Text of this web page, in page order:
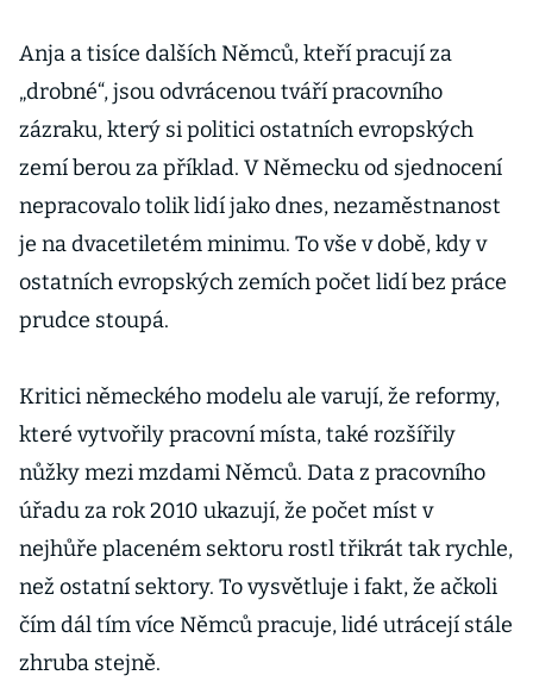
Anja a tisíce dalších Němců, kteří pracují za
„drobné“, jsou odvrácenou tváří pracovního
zázraku, který si politici ostatních evropských
zemí berou za příklad. V Německu od sjednocení
nepracovalo tolik lidí jako dnes, nezaměstnanost
je na dvacetiletém minimu. To vše v době, kdy v
ostatních evropských zemích počet lidí bez práce
prudce stoupá.
Kritici německého modelu ale varují, že reformy,
které vytvořily pracovní místa, také rozšířily
nůžky mezi mzdami Němců. Data z pracovního
úřadu za rok 2010 ukazují, že počet míst v
nejhůře placeném sektoru rostl třikrát tak rychle,
než ostatní sektory. To vysvětluje i fakt, že ačkoli
čím dál tím více Němců pracuje, lidé utrácejí stále
zhruba stejně.